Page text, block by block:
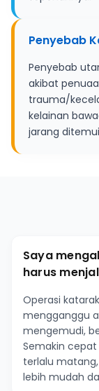
Penyebab
Penyebab
akibat
trauma/
kelainan
jarang
Saya
harus
Operasi
mengganggu
mengemudi,
Semakin
terlalu
lebih mudah